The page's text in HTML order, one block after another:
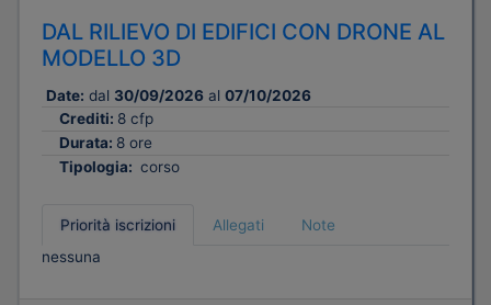
DAL RILIEVO DI EDIFICI CON DRONE AL
MODELLO 3D
Date: dal 30/09/2026 al 07/10/2026
Crediti: 8 cfp
Durata: 8 ore
Tipologia: corso
Priorità iscrizioni Allegati
Note
nessuna